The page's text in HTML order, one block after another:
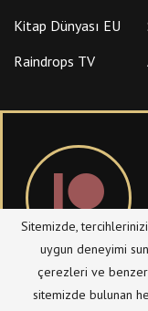
Kitap Dünyası EU
Raindrops TV
Sitemizde,
uygun deneyimi
çerezleri ve
sitemizde bulunan